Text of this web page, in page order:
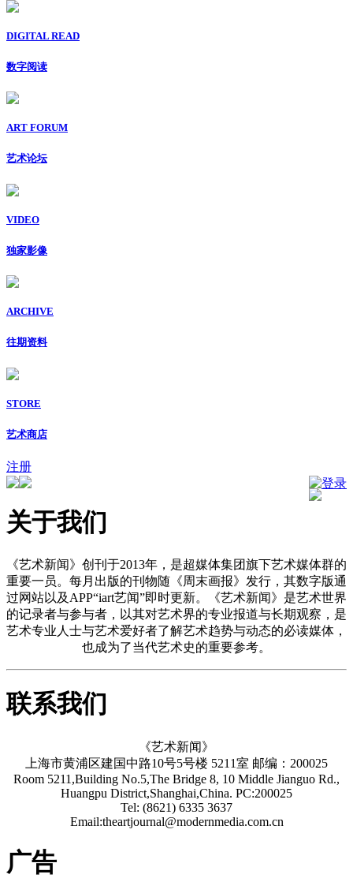
DIGITAL READ
数字阅读
ART FORUM
艺术论坛
VIDEO
独家影像
ARCHIVE
往期资料
STORE
艺术商店
注册
登录
关于我们
《艺术新闻》创刊于2013年，是超媒体集团旗下艺术媒体群的
重要一员。每月出版的刊物随《周末画报》发行，其数字版通
过网站以及APP“iart艺闻”即时更新。《艺术新闻》是艺术世界
的记录者与参与者，以其对艺术界的专业报道与长期观察，是
艺术专业人士与艺术爱好者了解艺术趋势与动态的必读媒体，
也成为了当代艺术史的重要参考。
联系我们
《艺术新闻》
上海市黄浦区建国中路10号5号楼 5211室 邮编：200025
Room 5211,Building No.5,The Bridge 8, 10 Middle Jianguo Rd.,
Huangpu District,Shanghai,China. PC:200025
Tel: (8621) 6335 3637
Email:theartjournal@modernmedia.com.cn
广告